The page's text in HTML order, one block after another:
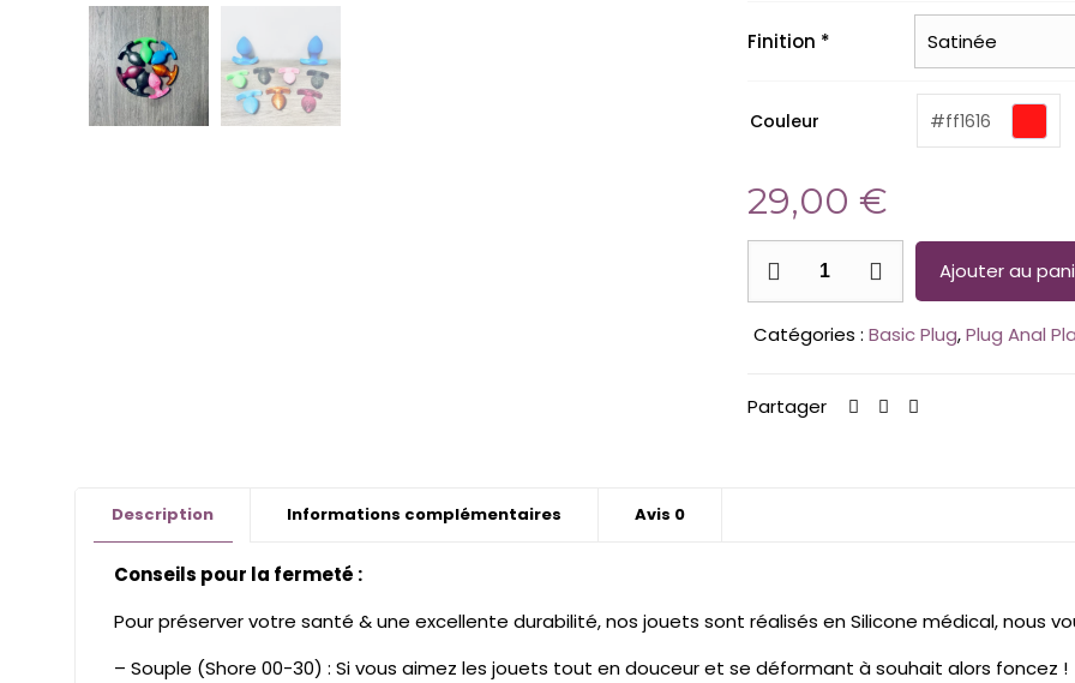
Finition *
Couleur(required) #ff1616
29,00 €
de
Le
Basic
-
Couleur
Ajouter au
Catégories : Basic Plug,Plug Anal
Partager
Description Informations complémentaires Avis 0
Conseils pour la fermeté :
Pour préserver votre santé & une excellente durabilité, nos jouets sont réalisés en Silicone médical, nous
– Souple (Shore 00-30) : Si vous aimez les jouets tout en douceur et se déformant à souhait alors foncez !